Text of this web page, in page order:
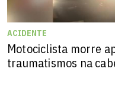
ACIDENTE
Motociclista morre
traumatismos na